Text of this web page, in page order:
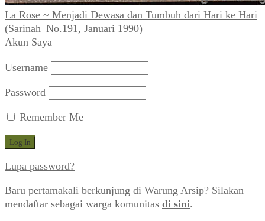
La Rose ~ Menjadi Dewasa dan Tumbuh dari Hari ke Hari
(Sarinah_No.191, Januari 1990)
Akun Saya
Username
Password
Remember Me
Lupa password?
Baru pertamakali berkunjung di Warung Arsip? Silakan
mendaftar sebagai warga komunitas di sini.